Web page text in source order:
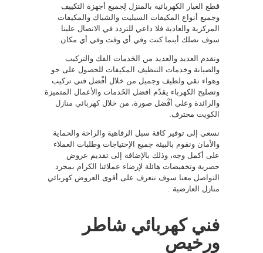
قطع الغيار الكهربائية بالمنزل لِجميع أجهزة التكييف
وجميع أنواع المكيفات السبليت والشباك والمكيفات
المركزية والعادية فلا داعي للتردد في الاتصال علينا
سوف نصلك أينما كنت وفي أي وقت وفي أي مكان.
ونقدم العديد والعديد من الخَدمات الفك والتركيب
والصيانة وخدمات التنظيف المكيفات للحصول على جو
وهواء نقي ولطيف وجميل من خلال أفْضل فني تركيب
وتصليح الكهرباء يقدّم افضل الخَدمات والأعمال المتميزة
والرائدة وعلى أفْضل صورة، من خلالكهربائي منازل
الكويت محترف.
نسعى إلى توفير كافة سبل الرفاهية والراحة والحماية
والأمان ونقوم بالبيئة جميع الإحتياجات وطلبات العملاء
على أكمل وجه، وذلك بالإضافة إلى تقديم عروض
حصرية وتخفيضات هائلة لإرضاء عملائنا الكرام بمجرد
التواصل معنا سوف تتعرف على أقوى العروض كهربائي
منازل العارضية .
فني كهربائي شاطر
ورخيص